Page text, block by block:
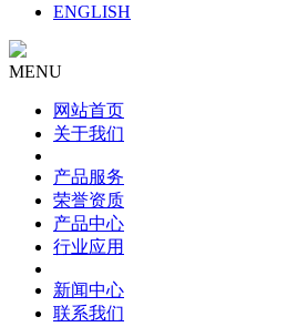
ENGLISH
MENU
网站首页
关于我们
产品服务
荣誉资质
产品中心
行业应用
新闻中心
联系我们